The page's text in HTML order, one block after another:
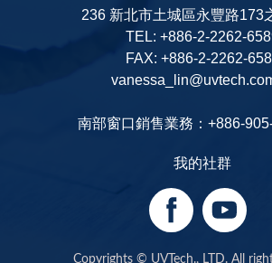
236 新北市土城區永豐路173
TEL: +886-2-2262-
FAX: +886-2-2262-
南部窗口銷售業務：+886-
我的社群
Copyrights © UVTech., LTD. All